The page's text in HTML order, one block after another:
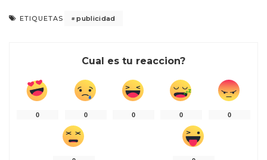
ETIQUETAS publicidad
Cual es tu reaccion?
0 0 0 0 0